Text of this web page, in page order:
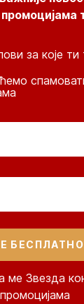
за које
Звезда